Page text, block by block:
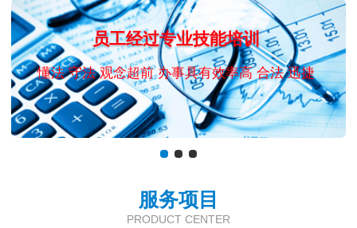
员工经过专业技能培训
懂法 守法 观念超前 办事具有效率高 合法 迅捷
服务项目
PRODUCT CENTER